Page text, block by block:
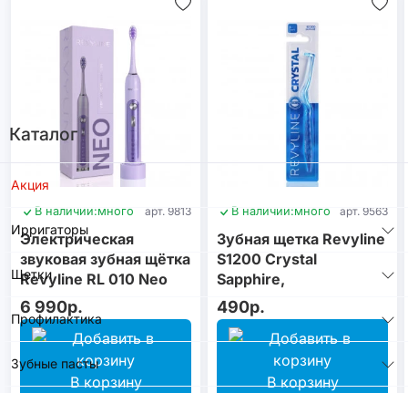
Каталог
Акция
Ирригаторы
Щетки
Профилактика
Зубные пасты
В наличии:много арт. 9813
Электрическая
звуковая зубная щётка
Revyline RL 010 Neo
Violet
6 990р.
В корзину
В наличии:много арт. 9563
Зубная щетка Revyline
S1200 Crystal
Sapphire,
монопучковая
490р.
В корзину